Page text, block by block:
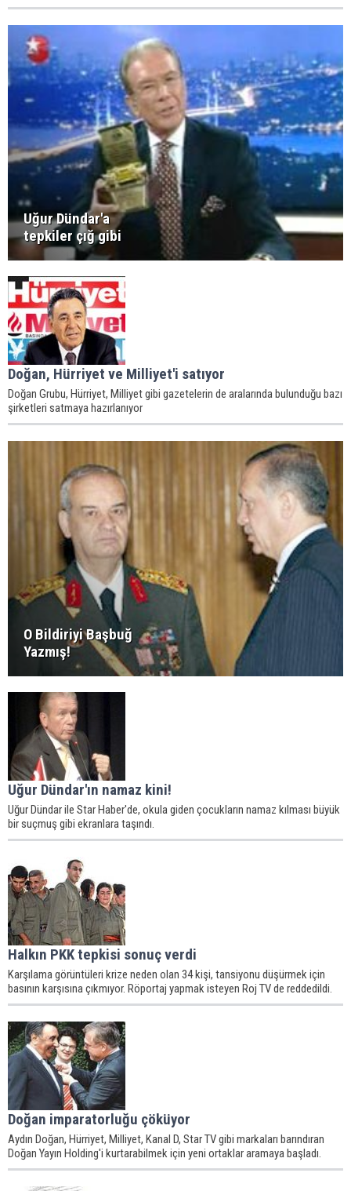
Uğur Dündar'a
tepkiler çığ gibi
Doğan, Hürriyet ve Milliyet'i satıyor
Doğan Grubu, Hürriyet, Milliyet gibi gazetelerin de aralarında bulunduğu bazı
şirketleri satmaya hazırlanıyor
O Bildiriyi Başbuğ
Yazmış!
Uğur Dündar'ın namaz kini!
Uğur Dündar ile Star Haber'de, okula giden çocukların namaz kılması büyük
bir suçmuş gibi ekranlara taşındı.
Halkın PKK tepkisi sonuç verdi
Karşılama görüntüleri krize neden olan 34 kişi, tansiyonu düşürmek için
basının karşısına çıkmıyor. Röportaj yapmak isteyen Roj TV de reddedildi.
Doğan imparatorluğu çöküyor
Aydın Doğan, Hürriyet, Milliyet, Kanal D, Star TV gibi markaları barındıran
Doğan Yayın Holding'i kurtarabilmek için yeni ortaklar aramaya başladı.